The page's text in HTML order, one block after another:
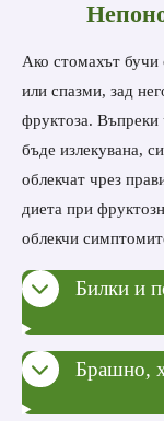
Ако стомахът бучи
или спазми, зад
фруктоза. Въпреки
бъде излекувана,
облекчат чрез
диета при
облекчи
Билки и
Брашно,